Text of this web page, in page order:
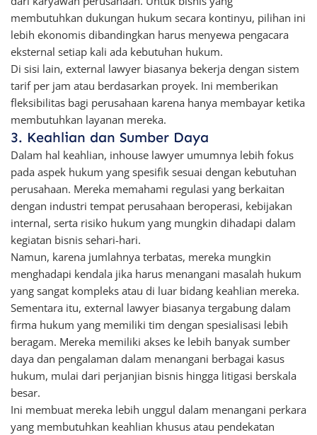
membutuhkan dukungan hukum secara kontinyu, pilihan ini
lebih ekonomis dibandingkan harus menyewa pengacara
eksternal setiap kali ada kebutuhan hukum.
Di sisi lain, external lawyer biasanya bekerja dengan sistem
tarif per jam atau berdasarkan proyek. Ini memberikan
fleksibilitas bagi perusahaan karena hanya membayar ketika
membutuhkan layanan mereka.
3. Keahlian dan Sumber Daya
Dalam hal keahlian, inhouse lawyer umumnya lebih fokus
pada aspek hukum yang spesifik sesuai dengan kebutuhan
perusahaan. Mereka memahami regulasi yang berkaitan
dengan industri tempat perusahaan beroperasi, kebijakan
internal, serta risiko hukum yang mungkin dihadapi dalam
kegiatan bisnis sehari-hari.
Namun, karena jumlahnya terbatas, mereka mungkin
menghadapi kendala jika harus menangani masalah hukum
yang sangat kompleks atau di luar bidang keahlian mereka.
Sementara itu, external lawyer biasanya tergabung dalam
firma hukum yang memiliki tim dengan spesialisasi lebih
beragam. Mereka memiliki akses ke lebih banyak sumber
daya dan pengalaman dalam menangani berbagai kasus
hukum, mulai dari perjanjian bisnis hingga litigasi berskala
besar.
Ini membuat mereka lebih unggul dalam menangani perkara
yang membutuhkan keahlian khusus atau pendekatan